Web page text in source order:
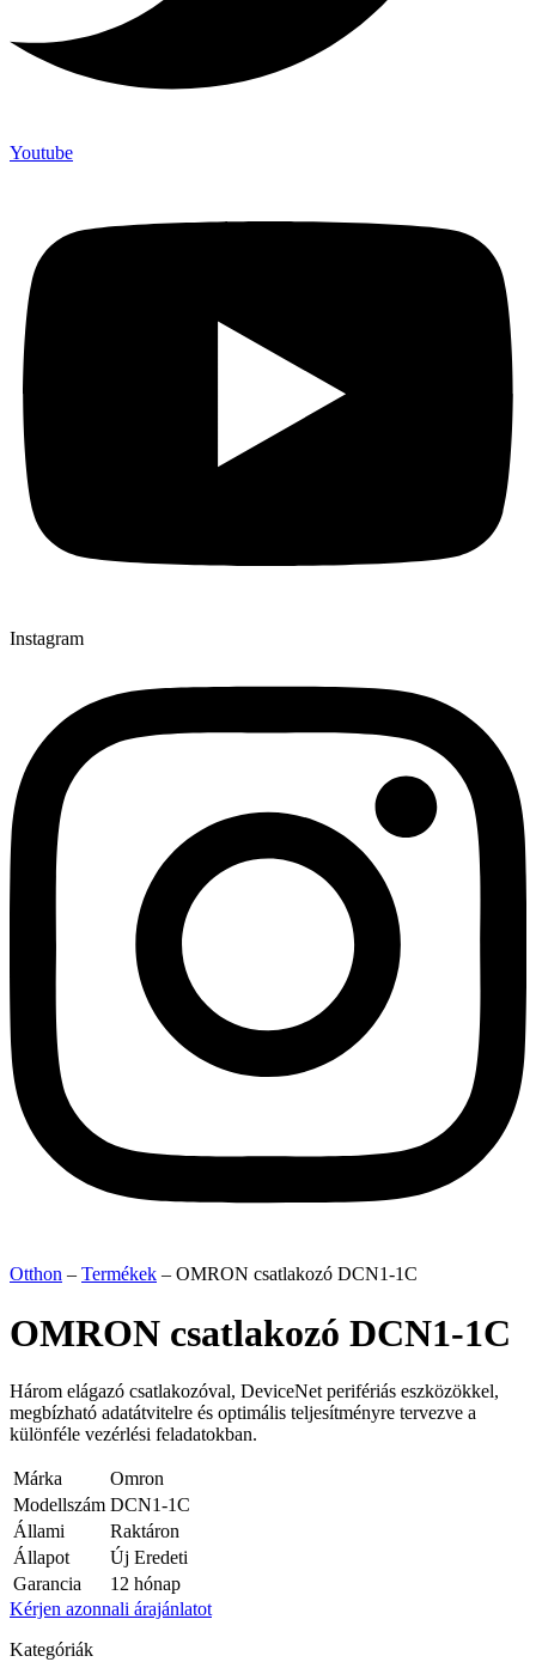
Youtube
Instagram
Otthon – Termékek – OMRON csatlakozó DCN1-1C
OMRON csatlakozó DCN1-1C
Három elágazó csatlakozóval, DeviceNet perifériás eszközökkel,
megbízható adatátvitelre és optimális teljesítményre tervezve a
különféle vezérlési feladatokban.
Márka
Omron
Modellszám DCN1-1C
Állami
Raktáron
Állapot
Új Eredeti
Garancia
12 hónap
Kérjen azonnali árajánlatot
Kategóriák